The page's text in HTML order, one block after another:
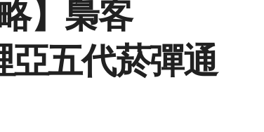
】梟客
五代菸彈通